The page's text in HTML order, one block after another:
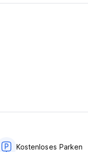
Kostenloses Parken